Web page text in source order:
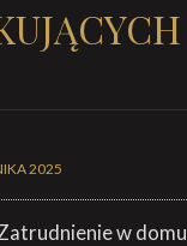
2025
w domu